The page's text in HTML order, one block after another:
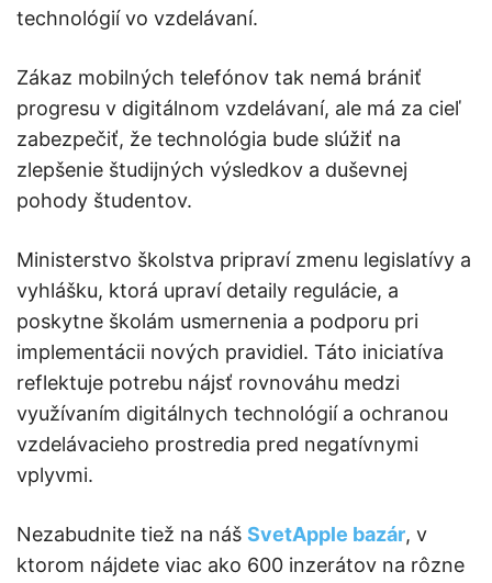
technológií vo vzdelávaní.
Zákaz mobilných telefónov tak nemá brániť
progresu v digitálnom vzdelávaní, ale má za cieľ
zabezpečiť, že technológia bude slúžiť na
zlepšenie študijných výsledkov a duševnej
pohody študentov.
Ministerstvo školstva pripraví zmenu legislatívy a
vyhlášku, ktorá upraví detaily regulácie, a
poskytne školám usmernenia a podporu pri
implementácii nových pravidiel. Táto iniciatíva
reflektuje potrebu nájsť rovnováhu medzi
využívaním digitálnych technológií a ochranou
vzdelávacieho prostredia pred negatívnymi
vplyvmi.
Nezabudnite tiež na náš SvetApple bazár, v
ktorom nájdete viac ako 600 inzerátov na rôzne